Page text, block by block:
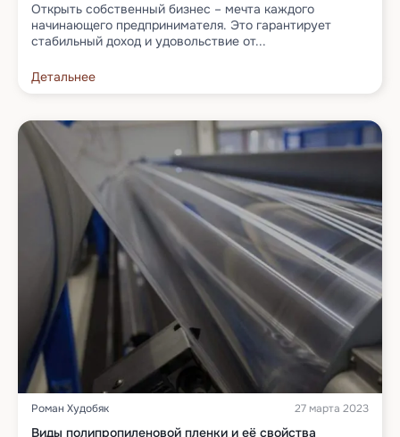
Открыть собственный бизнес – мечта каждого
начинающего предпринимателя. Это гарантирует
стабильный доход и удовольствие от...
Детальнее
Роман Худобяк 27 марта 2023
Виды полипропиленовой пленки и её свойства